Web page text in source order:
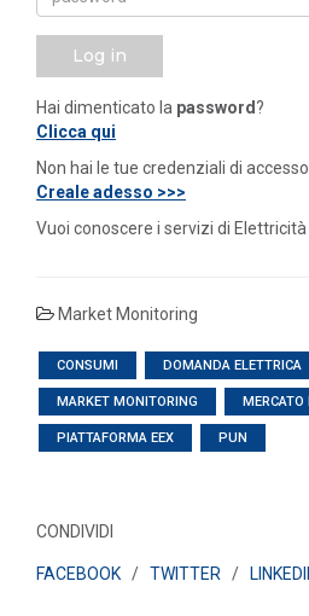
Log in
Hai dimenticato la password?
Clicca qui
Non hai le tue credenziali di
Creale adesso >>>
Vuoi conoscere i servizi di Elettricità
Market Monitoring
CONSUMI DOMANDA ELETTRICA
MARKET MONITORING MERCATO
PIATTAFORMA EEX PUN
CONDIVIDI
FACEBOOK/ TWITTER /